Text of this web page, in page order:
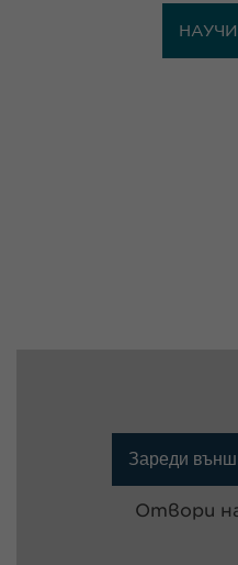
Зареди
Отвори